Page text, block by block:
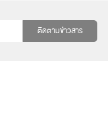
ติดตามข่าวสาร